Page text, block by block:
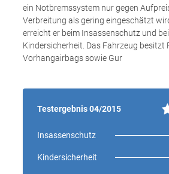
ein Notbremssystem nur gegen
Verbreitung als gering eingeschätzt
erreicht er beim Insassenschutz und
Kindersicherheit. Das Fahrzeug besitzt
Vorhangairbags sowie Gur
Testergebnis 04/2015
Insassenschutz
Kindersicherheit